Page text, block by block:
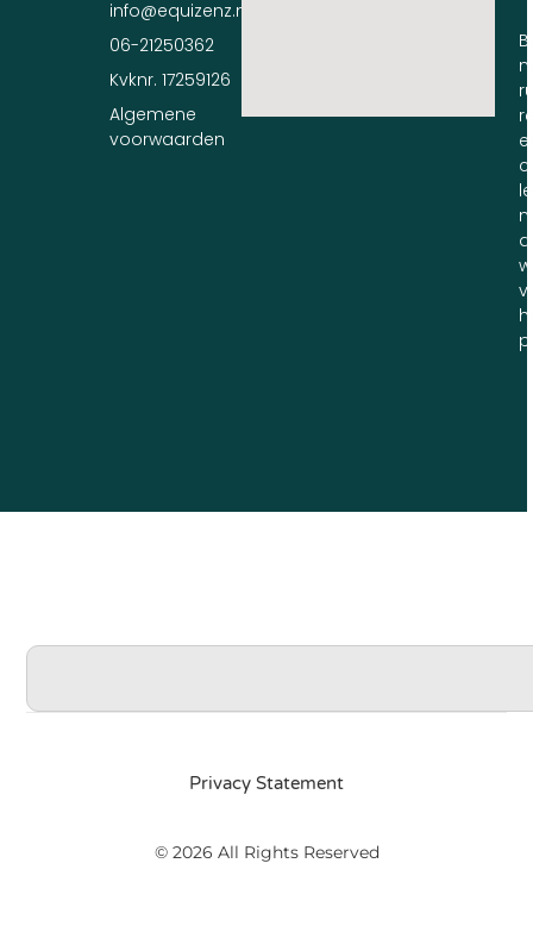
info@equizenz.nl
06-21250362
Kvknr. 17259126
Algemene
voorwaarden
Privacy Statement
© 2026 All Rights Reserved